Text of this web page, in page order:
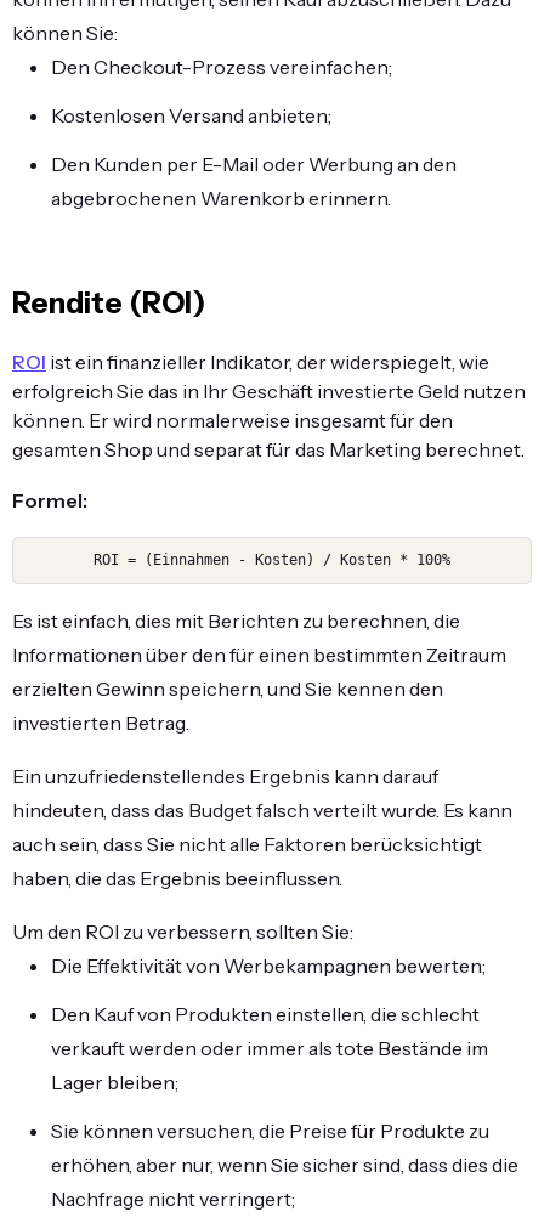
können Sie:
Den Checkout-Prozess vereinfachen;
Kostenlosen Versand anbieten;
Den Kunden per E-Mail oder Werbung an den
abgebrochenen Warenkorb erinnern.
Rendite (ROI)
ROI ist ein finanzieller Indikator, der widerspiegelt, wie
erfolgreich Sie das in Ihr Geschäft investierte Geld nutzen
können. Er wird normalerweise insgesamt für den
gesamten Shop und separat für das Marketing berechnet.
Formel:
ROI = (Einnahmen - Kosten) / Kosten * 100%
Es ist einfach, dies mit Berichten zu berechnen, die
Informationen über den für einen bestimmten Zeitraum
erzielten Gewinn speichern, und Sie kennen den
investierten Betrag.
Ein unzufriedenstellendes Ergebnis kann darauf
hindeuten, dass das Budget falsch verteilt wurde. Es kann
auch sein, dass Sie nicht alle Faktoren berücksichtigt
haben, die das Ergebnis beeinflussen.
Um den ROI zu verbessern, sollten Sie:
Die Effektivität von Werbekampagnen bewerten;
Den Kauf von Produkten einstellen, die schlecht
verkauft werden oder immer als tote Bestände im
Lager bleiben;
Sie können versuchen, die Preise für Produkte zu
erhöhen, aber nur, wenn Sie sicher sind, dass dies die
Nachfrage nicht verringert;